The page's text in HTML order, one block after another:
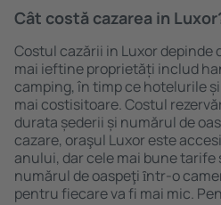
Cât costă cazarea in
Costul cazării in Luxor depinde
mai ieftine proprietăți includ
camping, în timp ce hotelurile
mai costisitoare. Costul
durata șederii și numărul de
cazare, oraşul Luxor este
anului, dar cele mai bune tarife
numărul de oaspeţi ȋntr-o
pentru fiecare va fi mai mic.